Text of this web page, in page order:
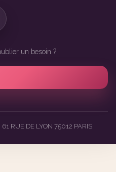
un besoin ?
61 RUE DE LYON 75012 PARIS